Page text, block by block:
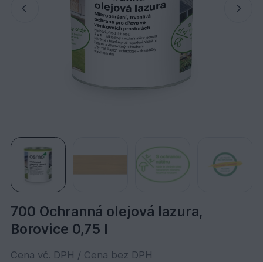
700 Ochranná olejová lazura,
Borovice 0,75 l
Cena vč. DPH / Cena bez DPH